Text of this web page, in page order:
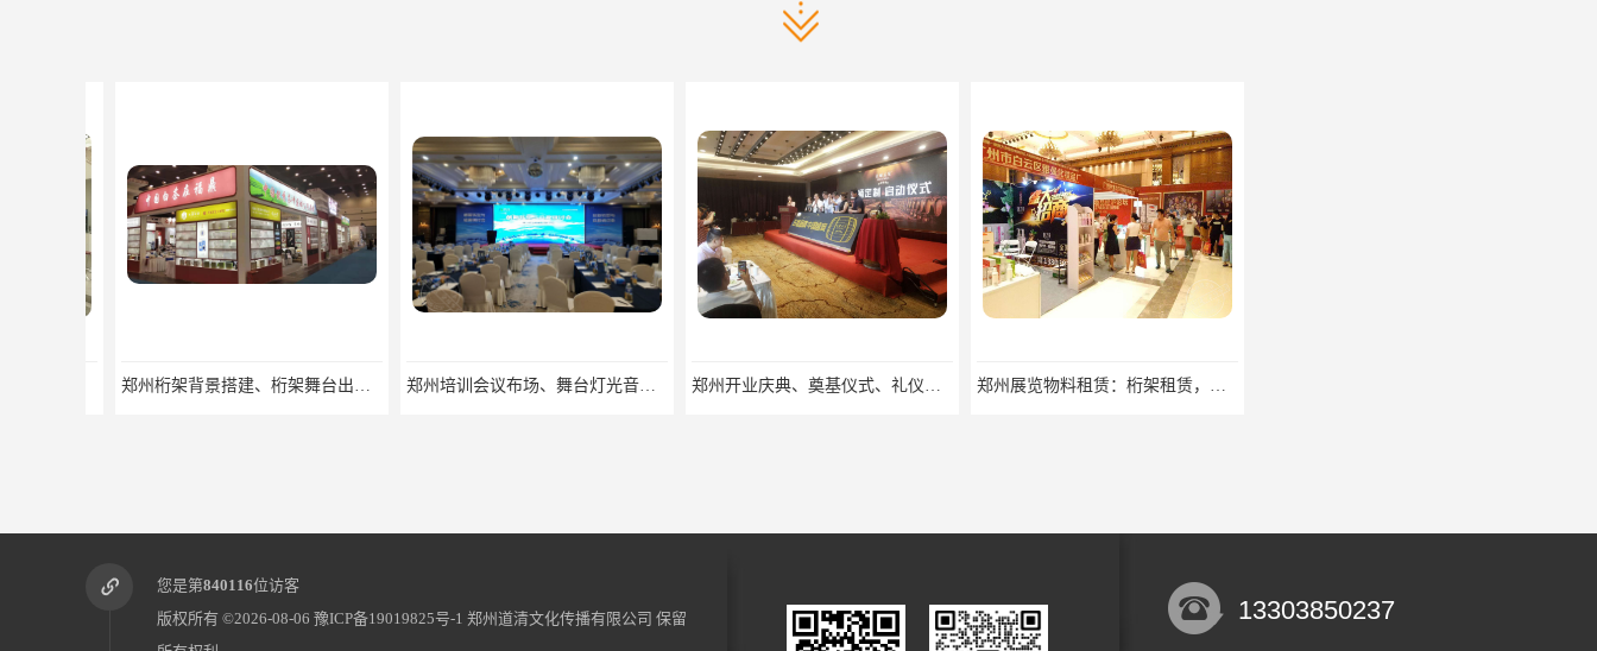
郑州桁架背景搭建、桁架舞台出租、会议签名墙搭建 郑州培训会议布场、舞台灯光音响LED屏、桁架舞台木质背板 郑州开业庆典、奠基仪式、礼仪庆典、活动策划执行 郑州展览物料租赁：桁架租赁，标准摊位租赁，舞台气球拱门租赁
您是第840116位访客
版权所有 ©2026-08-06 豫ICP备19019825号-1 郑州道清文化传播有限公司 保留
13303850237